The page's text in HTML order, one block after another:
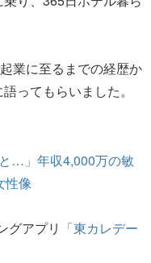
業に至るまでの経歴か
ってもらいました。
…」年収4,000万の敏
性像
グアプリ 「東カレデー